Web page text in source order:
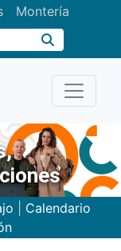
Montería
Calendario